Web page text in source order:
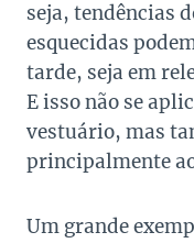
seja, tendências
esquecidas
tarde, seja em
E isso não se
vestuário, mas
principalmente
Um grande